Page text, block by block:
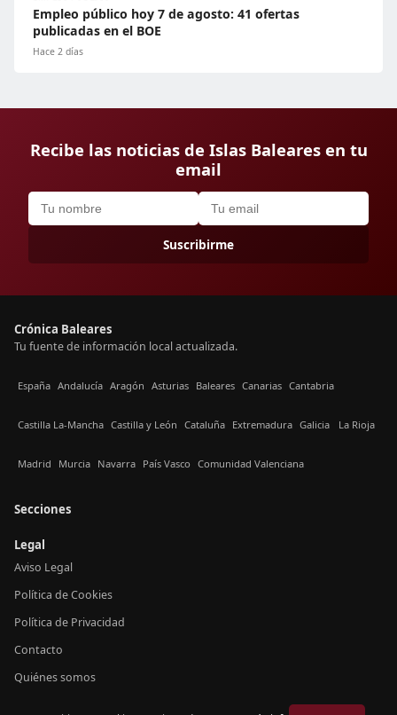
Empleo público hoy 7 de agosto: 41 ofertas
publicadas en el BOE
Hace 2 días
Recibe las noticias de Islas Baleares en tu
email
Suscribirme
Crónica Baleares
Tu fuente de información local actualizada.
España Andalucía Aragón Asturias Baleares Canarias Cantabria
Castilla La-Mancha Castilla y León Cataluña Extremadura Galicia La Rioja
Madrid Murcia Navarra País Vasco Comunidad Valenciana
Secciones
Legal
Aviso Legal
Política de Cookies
Política de Privacidad
Contacto
Quiénes somos